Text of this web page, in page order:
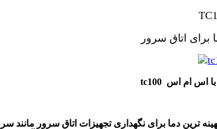
برای اتاق سرور
بین 18 الی 22 درجه سانتی گراد است این دما بهینه ترین دما برای نگهداری